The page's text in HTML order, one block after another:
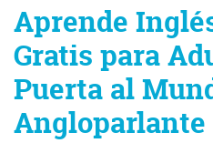
Aprende
Gratis para
Puerta al
Angloparlante